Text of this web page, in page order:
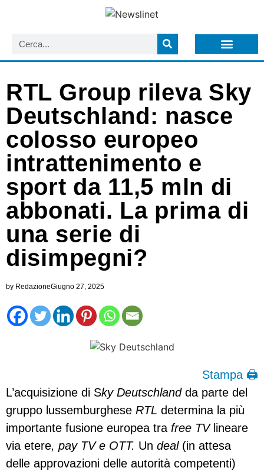
RTL Group rileva Sky
Deutschland: nasce
colosso europeo
intrattenimento e
sport da 11,5 mln di
abbonati. La prima di
una serie di
disimpegni?
by RedazioneGiugno 27, 2025
Stampa 🖨
L’acquisizione di Sky Deutschlandda parte del
gruppo lussemburghese RTL determina la più
importante fusione europea tra free TV lineare
via etere, pay TV e OTT. Un deal (in attesa
delle approvazioni delle autorità competenti)